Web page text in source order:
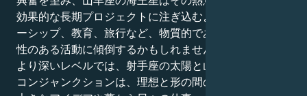
効果的な長期プロジェクトに注ぎ込むよう促す。リーダ
ーシップ、教育、旅行など、物質的であると同時に先見
性のある活動に傾倒するかもしれません。
より深いレベルでは、射手座の太陽と山羊座の海王星の
コンジャンクションは、理想と形の間の緊張を通して、